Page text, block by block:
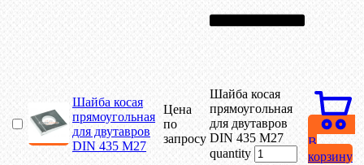
Шайба косая
прямоугольная
для двутавров
DIN 435 М27
Цена
по
запросу
Шайба косая
прямоугольная
для двутавров
DIN 435 М27
quantity
В
корзину